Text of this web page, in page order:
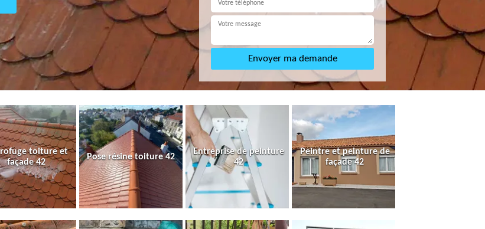
toiture et
façade 42
Pose résine toiture 42
Entreprise de peinture
42
Peintre et peinture de
façade 42